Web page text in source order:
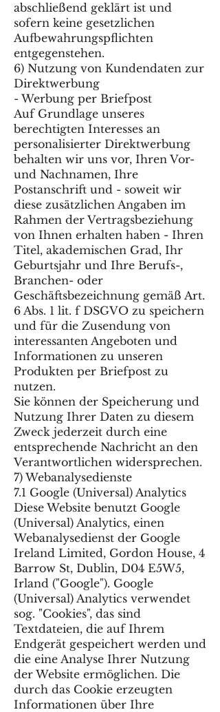
abschließend geklärt ist und
sofern keine gesetzlichen
Aufbewahrungspflichten
entgegenstehen.
6) Nutzung von Kundendaten zur
Direktwerbung
- Werbung per Briefpost
Auf Grundlage unseres
berechtigten Interesses an
personalisierter Direktwerbung
behalten wir uns vor, Ihren Vor-
und Nachnamen, Ihre
Postanschrift und - soweit wir
diese zusätzlichen Angaben im
Rahmen der Vertragsbeziehung
von Ihnen erhalten haben - Ihren
Titel, akademischen Grad, Ihr
Geburtsjahr und Ihre Berufs-,
Branchen- oder
Geschäftsbezeichnung gemäß Art.
6 Abs. 1 lit. f DSGVO zu speichern
und für die Zusendung von
interessanten Angeboten und
Informationen zu unseren
Produkten per Briefpost zu
nutzen.
Sie können der Speicherung und
Nutzung Ihrer Daten zu diesem
Zweck jederzeit durch eine
entsprechende Nachricht an den
Verantwortlichen widersprechen.
7) Webanalysedienste
7.1 Google (Universal) Analytics
Diese Website benutzt Google
(Universal) Analytics, einen
Webanalysedienst der Google
Ireland Limited, Gordon House, 4
Barrow St, Dublin, D04 E5W5,
Irland ("Google"). Google
(Universal) Analytics verwendet
sog. "Cookies", das sind
Textdateien, die auf Ihrem
Endgerät gespeichert werden und
die eine Analyse Ihrer Nutzung
der Website ermöglichen. Die
durch das Cookie erzeugten
Informationen über Ihre